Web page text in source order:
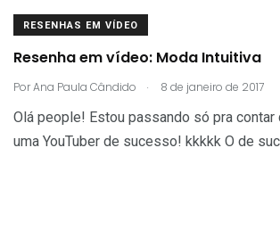
RESENHAS EM VÍDEO
Resenha em vídeo: Moda Intuitiva
PorAna Paula Cândido . 8 de janeiro de 2017
Olá people! Estou passando só pra contar
uma YouTuber de sucesso! kkkkk O de